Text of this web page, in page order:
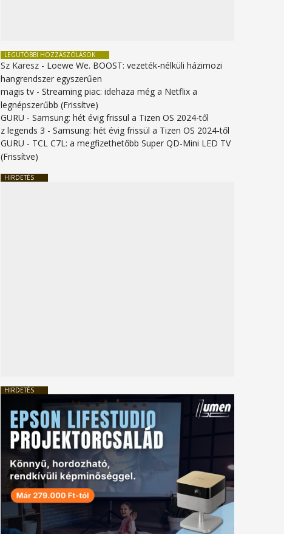
LEGUTÓBBI HOZZÁSZÓLÁSOK
Sz Karesz - Loewe We. BOOST: vezeték-nélküli házimozi
hangrendszer egyszerűen
magis tv -Streaming piac: idehaza még a Netflix a
legnépszerűbb (Frissítve)
GURU -Samsung: hét évig frissül a Tizen OS 2024-től
z legends 3 -Samsung: hét évig frissül a Tizen OS 2024-től
GURU - TCL C7L: a megfizethetőbb Super QD-Mini LED TV
(Frissítve)
HIRDETÉS
HIRDETÉS